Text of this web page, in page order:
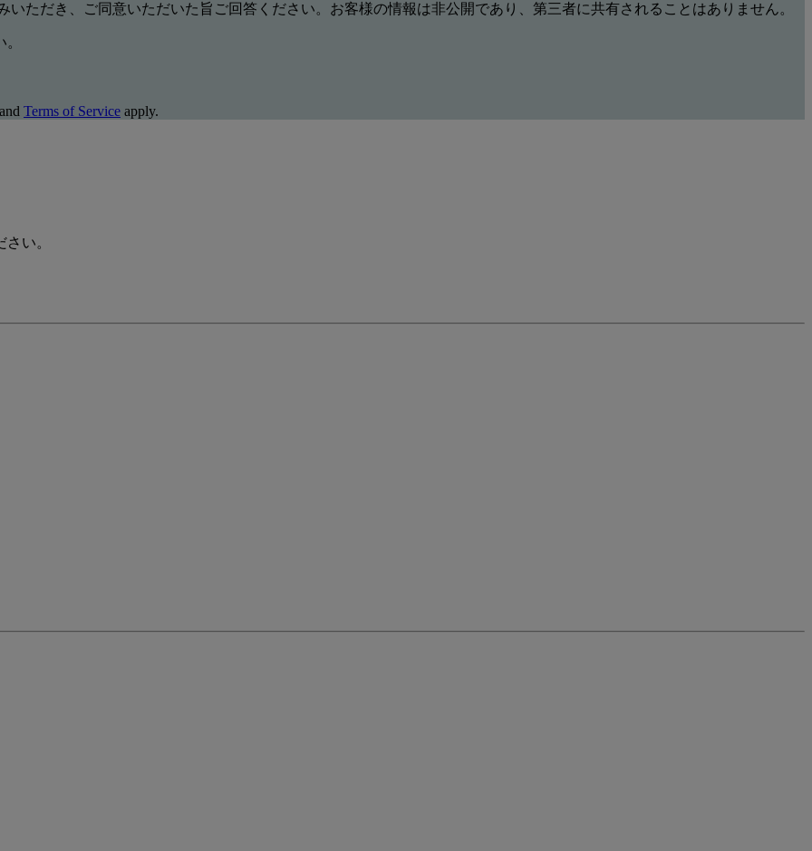
いただき、ご同意いただいた旨ご回答ください。お客様の情報は非公開であり、第三者に共有されることはありません。
Terms of Service apply.
い。